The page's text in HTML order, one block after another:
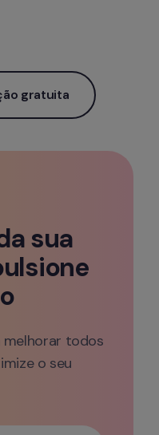
gratuita
sua
melhorar todos
o seu